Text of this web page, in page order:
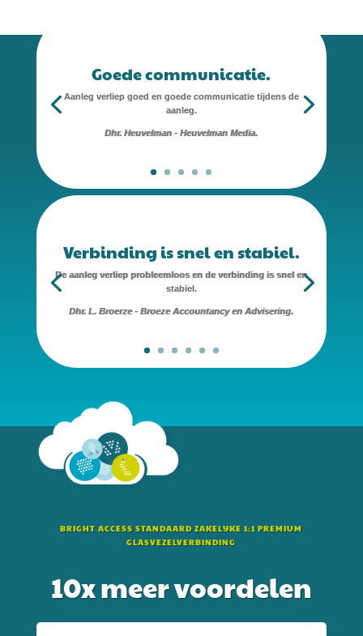
Goede communicatie.
Aanleg verliep goed en goede communicatie tijdens de
aanleg.
Dhr. Heuvelman - Heuvelman Media.
Verbinding is snel en stabiel.
De aanleg verliep probleemloos en de verbinding is snel en
stabiel.
Dhr. L. Broerze - Broeze Accountancy en Advisering.
BRIGHT ACCESS STANDAARD ZAKELIJKE 1:1 PREMIUM
GLASVEZELVERBINDING
10x meer voordelen